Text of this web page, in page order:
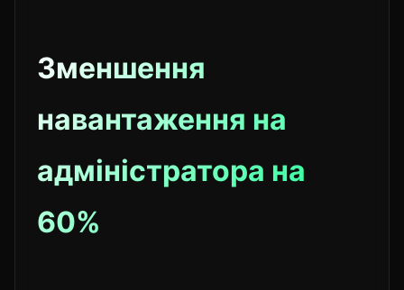
Зменшення
навантаження на
адміністратора на
60%